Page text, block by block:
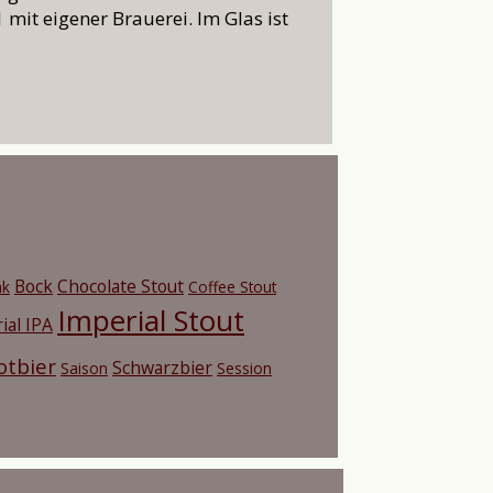
eigener Brauerei. Im Glas ist
BockChocolate Stout Coffee Stout
IPA Imperial Stout
Saison Schwarzbier Session